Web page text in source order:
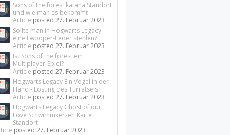
Sons of the forest katana Standort
und wie man es bekommt
Article posted27. Februar 2023
Sollte man in Hogwarts Legacy
eine Fwooper-Feder stehlen?
Article posted27. Februar 2023
Ist Sons of the forest ein
Multiplayer-Spiel?
Article posted27. Februar 2023
Hogwarts Legacy Ein Vogel in der
Hand - Lösung des Türrätsels
Article posted27. Februar 2023
Hogwarts Legacy Ghost of our
Love Schwimmkerzen Karte
Standort
posted27. Februar 2023